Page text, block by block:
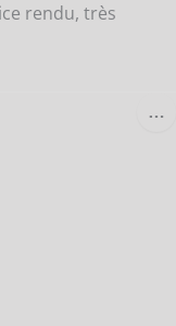
rendu, très
…